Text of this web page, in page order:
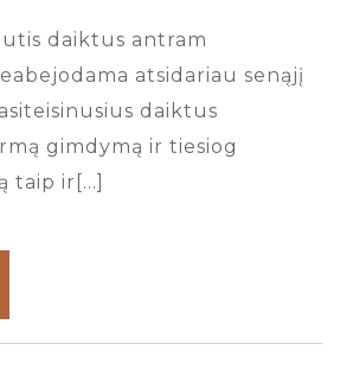
daiktus antram
atsidariau senąjį
daiktus
gimdymą ir tiesiog
taip ir[…]